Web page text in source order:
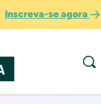
Inscreva-se agora